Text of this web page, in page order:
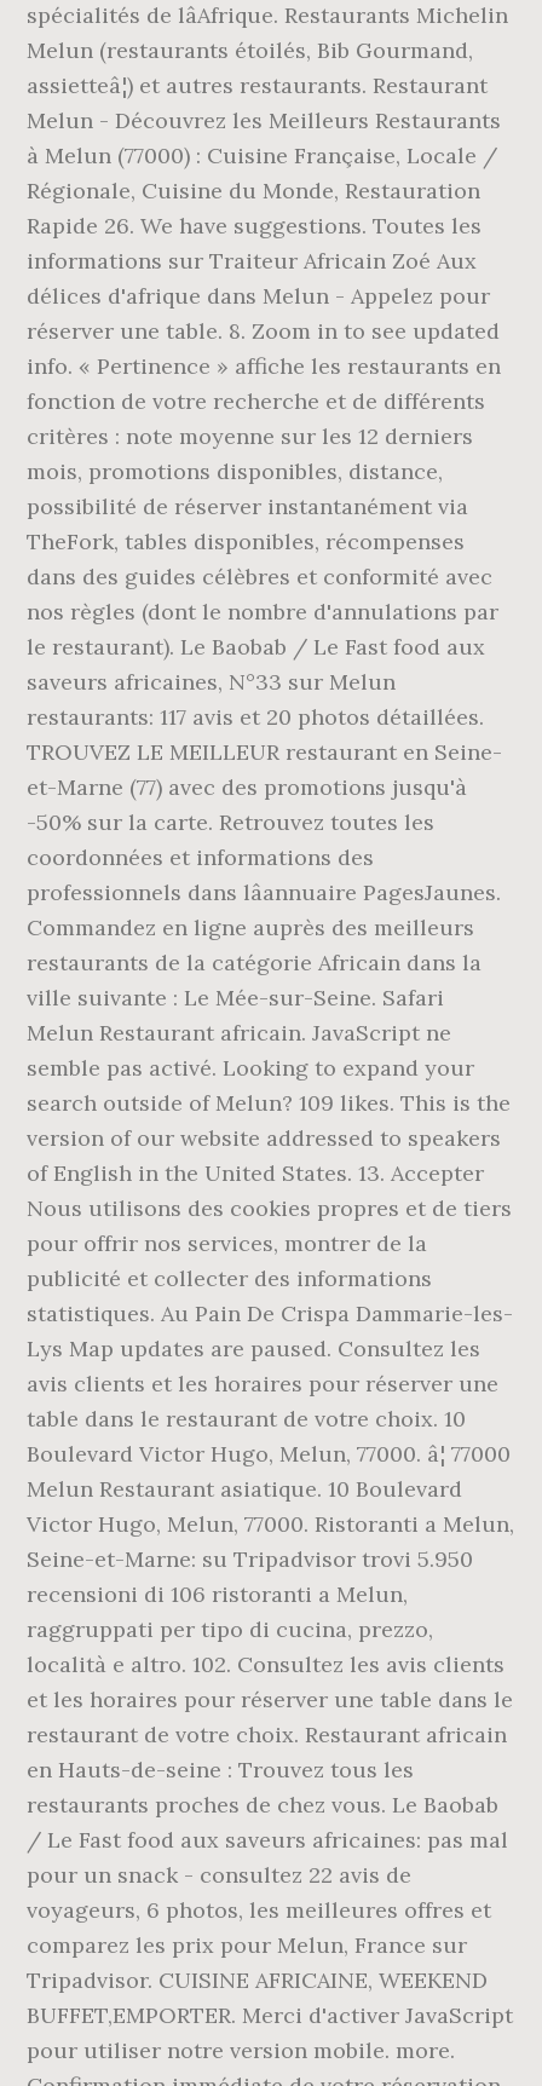
spécialités de lâAfrique. Restaurants Michelin
Melun (restaurants étoilés, Bib Gourmand,
assietteâ¦) et autres restaurants. Restaurant
Melun - Découvrez les Meilleurs Restaurants
à Melun (77000) : Cuisine Française, Locale /
Régionale, Cuisine du Monde, Restauration
Rapide 26. We have suggestions. Toutes les
informations sur Traiteur Africain Zoé Aux
délices d'afrique dans Melun - Appelez pour
réserver une table. 8. Zoom in to see updated
info. « Pertinence » affiche les restaurants en
fonction de votre recherche et de différents
critères : note moyenne sur les 12 derniers
mois, promotions disponibles, distance,
possibilité de réserver instantanément via
TheFork, tables disponibles, récompenses
dans des guides célèbres et conformité avec
nos règles (dont le nombre d'annulations par
le restaurant). Le Baobab / Le Fast food aux
saveurs africaines, N°33 sur Melun
restaurants: 117 avis et 20 photos détaillées.
TROUVEZ LE MEILLEUR restaurant en Seine-
et-Marne (77) avec des promotions jusqu'à
-50% sur la carte. Retrouvez toutes les
coordonnées et informations des
professionnels dans lâannuaire PagesJaunes.
Commandez en ligne auprès des meilleurs
restaurants de la catégorie Africain dans la
ville suivante : Le Mée-sur-Seine. Safari
Melun Restaurant africain. JavaScript ne
semble pas activé. Looking to expand your
search outside of Melun? 109 likes. This is the
version of our website addressed to speakers
of English in the United States. 13. Accepter
Nous utilisons des cookies propres et de tiers
pour offrir nos services, montrer de la
publicité et collecter des informations
statistiques. Au Pain De Crispa Dammarie-les-
Lys Map updates are paused. Consultez les
avis clients et les horaires pour réserver une
table dans le restaurant de votre choix. 10
Boulevard Victor Hugo, Melun, 77000. â¦ 77000
Melun Restaurant asiatique. 10 Boulevard
Victor Hugo, Melun, 77000. Ristoranti a Melun,
Seine-et-Marne: su Tripadvisor trovi 5.950
recensioni di 106 ristoranti a Melun,
raggruppati per tipo di cucina, prezzo,
località e altro. 102. Consultez les avis clients
et les horaires pour réserver une table dans le
restaurant de votre choix. Restaurant africain
en Hauts-de-seine : Trouvez tous les
restaurants proches de chez vous. Le Baobab
/ Le Fast food aux saveurs africaines: pas mal
pour un snack - consultez 22 avis de
voyageurs, 6 photos, les meilleures offres et
comparez les prix pour Melun, France sur
Tripadvisor. CUISINE AFRICAINE, WEEKEND
BUFFET,EMPORTER. Merci d'activer JavaScript
pour utiliser notre version mobile. more.